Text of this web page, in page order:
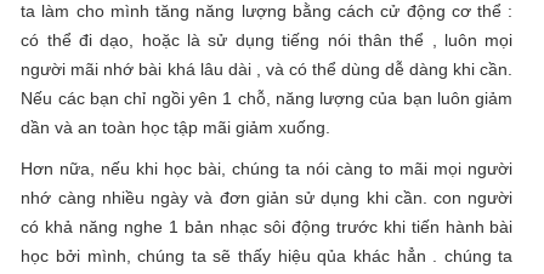
ta làm cho mình tăng năng lượng bằng cách cử động cơ thể :
có thể đi dạo, hoặc là sử dụng tiếng nói thân thể , luôn mọi
người mãi nhớ bài khá lâu dài , và có thể dùng dễ dàng khi cần.
Nếu các bạn chỉ ngồi yên 1 chỗ, năng lượng của bạn luôn giảm
dần và an toàn học tập mãi giảm xuống.
Hơn nữa, nếu khi học bài, chúng ta nói càng to mãi mọi người
nhớ càng nhiều ngày và đơn giản sử dụng khi cần. con người
có khả năng nghe 1 bản nhạc sôi động trước khi tiến hành bài
học bởi mình, chúng ta sẽ thấy hiệu qủa khác hẳn . chúng ta